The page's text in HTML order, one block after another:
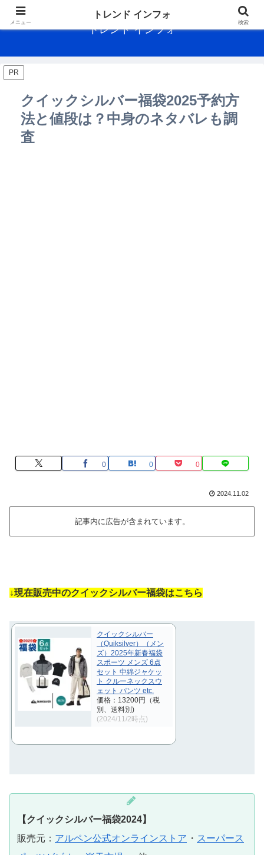
メニュー
トレンド インフォ
検索
トレンド インフォ
PR
クイックシルバー福袋2025予約方
法と値段は？中身のネタバレも調
査
0 0 0
2024.11.02
記事内に広告が含まれています。
↓現在販売中のクイックシルバー福袋はこちら
クイックシルバー
（Quiksilver）（メン
ズ）2025年新春福袋
スポーツ メンズ 6点
セット 中綿ジャケッ
ト クルーネックスウ
ェット パンツ etc.
価格：13200円（税
別、送料別)
(2024/11/2時点)
【クイックシルバー福袋2024】
販売元： アルペン公式オンラインストア ・ スーパース